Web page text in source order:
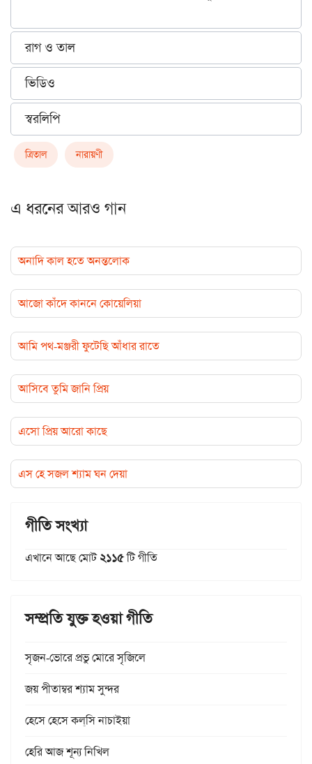
রাগ ও তাল
ভিডিও
স্বরলিপি
ত্রিতাল নারায়ণী
এ ধরনের আরও গান
অনাদি কাল হতে অনন্তলোক
আজো কাঁদে কাননে কোয়েলিয়া
আমি পথ-মঞ্জরী ফুটেছি আঁধার রাতে
আসিবে তুমি জানি প্রিয়
এসো প্রিয় আরো কাছে
এস হে সজল শ্যাম ঘন দেয়া
গীতি সংখ্যা
এখানে আছে মোট২১১৫টি গীতি
সম্প্রতি যুক্ত হওয়া গীতি
সৃজন-ভোরে প্রভু মোরে সৃজিলে
জয় পীতাম্বর শ্যাম সুন্দর
হেসে হেসে কল্‌সি নাচাইয়া
হেরি আজ শূন্য নিখিল